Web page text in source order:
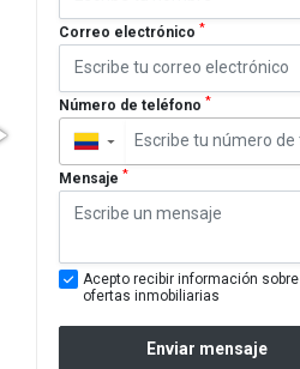
Correo electrónico *
Número de teléfono *
▼
Mensaje *
Acepto recibir información sobre
ofertas inmobiliarias
Enviar mensaje